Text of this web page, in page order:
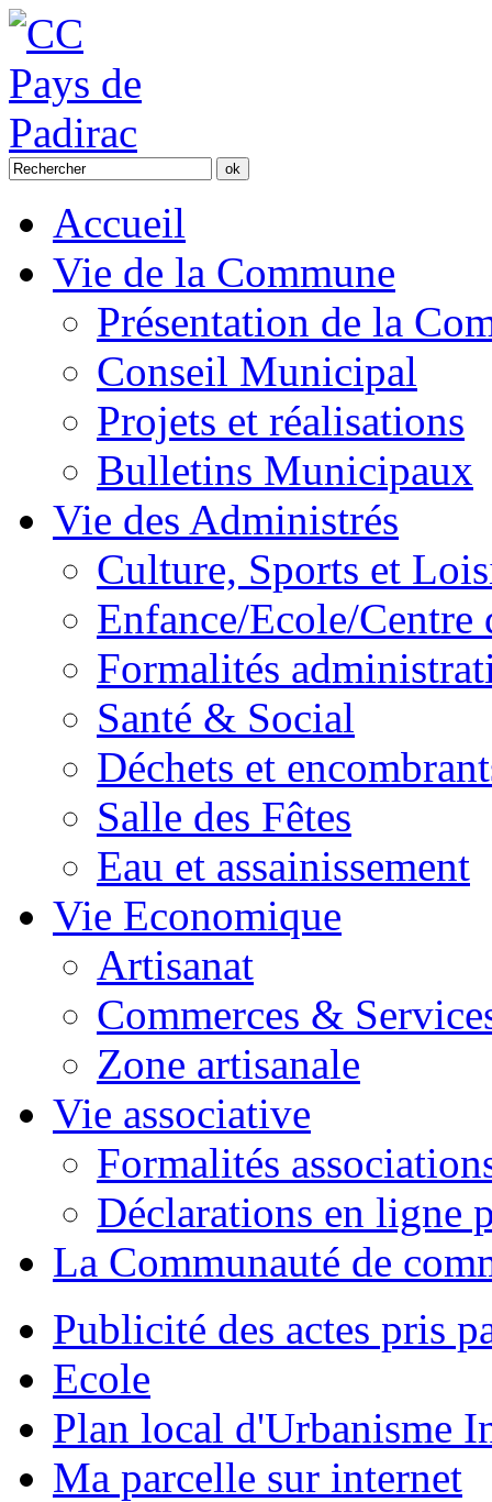
Accueil
Vie de la Commune
Présentation de la
Conseil Municipal
Projets et réalisations
Bulletins Municipaux
Vie des Administrés
Culture, Sports et
Enfance/Ecole/Centre
Formalités
Santé & Social
Déchets et
Salle des Fêtes
Eau et assainissement
Vie Economique
Artisanat
Commerces &
Zone artisanale
Vie associative
Formalités
Déclarations en ligne
La Communauté de
Publicité des actes pris
Ecole
Plan local d'Urbanisme
Ma parcelle sur internet